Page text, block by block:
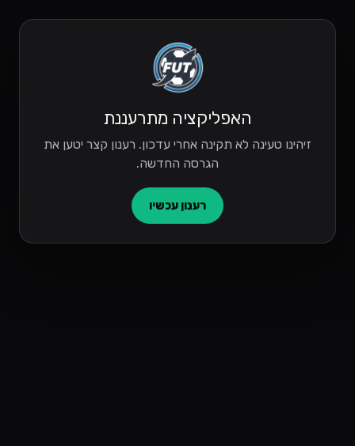
האפליקציה מתרעננת
זיהינו טעינה לא תקינה אחרי עדכון. רענון קצר יטען את
הגרסה החדשה.
רענון עכשיו